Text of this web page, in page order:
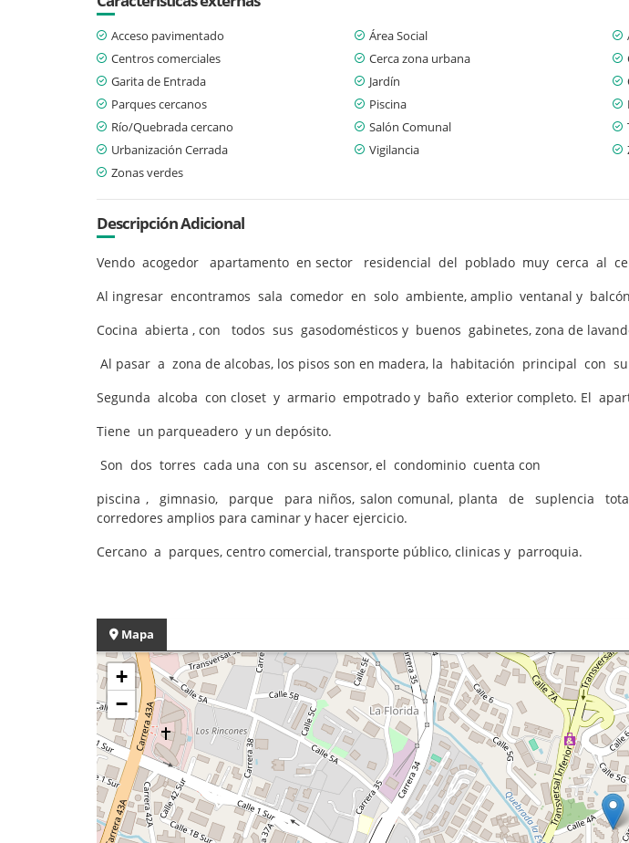
Acceso pavimentado Área Social
Centros comerciales
Cerca zona urbana
Garita de Entrada
Jardín
Parques cercanos
Piscina
Río/Quebrada cercano
Salón Comunal
Urbanización Cerrada
Vigilancia
Zonas verdes
Descripción Adicional
Vendo acogedor apartamento en sector residencial del poblado muy cerca al
Al ingresar encontramos sala comedor en solo ambiente, amplio ventanal y
Cocina abierta , con todos sus gasodomésticos y buenos gabinetes, zona de
Al pasar a zona de alcobas, los pisos son en madera, la habitación principal con
Segunda alcoba con closet y armario empotrado y baño exterior completo. El
Tiene un parqueadero y un depósito.
Son dos torres cada una con su ascensor, el condominio cuenta con
piscina , gimnasio, parque para niños, salon comunal, planta de suplencia
corredores amplios para caminar y hacer ejercicio.
Cercano a parques, centro comercial, transporte público, clinicas y parroquia.
Mapa
+
−